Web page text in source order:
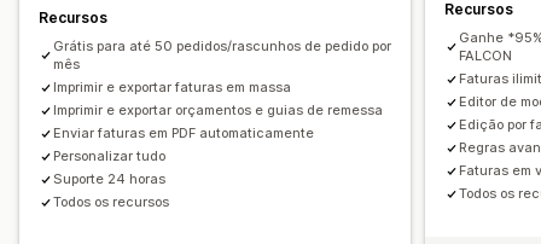
E-mail do remetente
Logos
Em várias moedas Em vários idiomas
Gerenciamento de arquivos
Download em massa Nomenclatura de arquivos
Automação de e-mails
Impressão e exportação
Segurança dos dados
Numeração sequencial
Recursos
Grátis para até 50 pedidos/rascunhos de pedido por
mês
Imprimir e exportar faturas em massa
Imprimir e exportar orçamentos e guias de remessa
Enviar faturas em PDF automaticamente
Personalizar tudo
Suporte 24 horas
Todos os recursos
Recursos
Ganhe
FALCON
Faturas
Editor de
Edição por
Regras
Faturas em
Todos os